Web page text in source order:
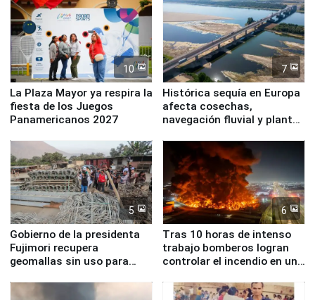
10
La Plaza Mayor ya respira la
fiesta de los Juegos
Panamericanos 2027
7
Histórica sequía en Europa
afecta cosechas,
navegación fluvial y plantas
5
Gobierno de la presidenta
Fujimori recupera
geomallas sin uso para
Fenómeno El Niño
6
Tras 10 horas de intenso
trabajo bomberos logran
controlar el incendio en una
de Chile